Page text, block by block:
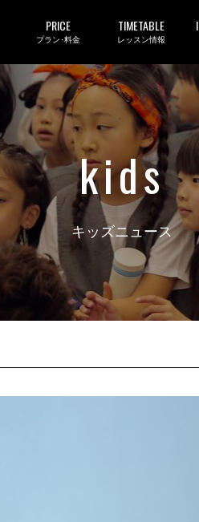
PRICE
プラン･料金
TIMETABLE
レッスン情報
kids
キッズニュース